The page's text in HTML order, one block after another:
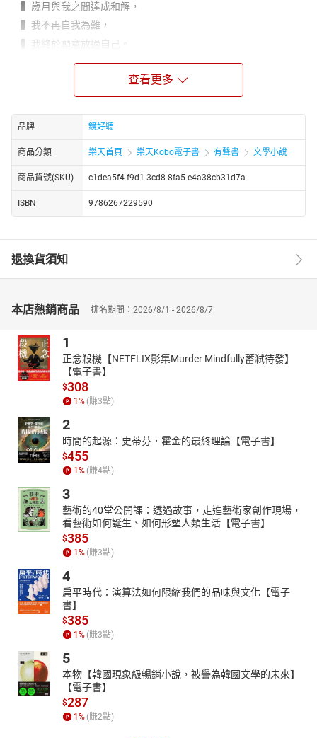
▍歲月與我之間達成和解，
▍我不再自我為難，
▍我終於願意放過自己。
也不會少了誰從此就不能得到幸福。
❝ 不必擁有 ❞
空間有限，時間何嘗不是？
物質需要斷捨離，人際關係何嘗不是？
❝ 不必將就 ❞
對自己好一點，讓自己更快樂一點。
當一個人不再追求完美，
不必糾纏於複雜的人際關係，不必受制於一段感情，
不必為了任何人委屈自我，
不必為了任何理由留下不要的東西，
也不必再為了討人喜歡而隱藏真實的自己。
走過青春與盛夏，來到清心如水的秋天，
終於明白唯一必須做的事，就是事事都要讓自己喜歡。
▍繼大受好評的《再愛的人也是別人》、《從今以後一個人住》，
作家彭樹君2023年全新「大人學」散文！
「終於來到不必討人喜歡的時候。這是歲月累積而來的叛逆，是流
逝的光陰把我帶到了這裡，可以放下別人，可以放過自己。僅僅是
為了這樣一個心境上的自由，我就不會眷戀過去。」──彭樹君
▍人氣專欄「50+ FiftyPlus」總計超過180萬觀看數的散文，並新增
精選「50+ FiftyPlus」專欄大受好評的散文，並新增全新作品。在
獨處成為必須的今日社會，這些散文讓許多不同年齡層的讀者深感
共鳴，終於可以大聲宣誓：「我一個人也已經好好的！」
▍40篇告訴你「不必」的「必讀」散文，不再討誰歡心的你，就成
為了真正的大人！
說，他想要一個人生活〉、〈沒有誰能折磨你，除了你自己〉⋯⋯
輯二 不必擁有：〈這輩子不再做的5件事〉、〈清理人生中的5個
「不要」〉、〈減法人生練習：再也不買的10樣東西〉⋯⋯
輯三 不必將就：〈人生中必要的9種擁有〉、〈偶爾自私：10項想
查看更多
品牌 鏡好聽
商品分類 樂天首頁 樂天Kobo電子書 有聲書 文學小說
商品貨號(SKU) c1dea5f4-f9d1-3cd8-8fa5-e4a38cb31d7a
ISBN 9786267229590
退換貨須知
本店熱銷商品 排名期間：2026/8/1 - 2026/8/7
1
正念殺機【NETFLIX影集Murder Mindfully蓄弒待發】
【電子書】
$308
1 % (賺3點)
2
時間的起源：史蒂芬．霍金的最終理論【電子書】
$455
1 % (賺4點)
3
藝術的40堂公開課：透過故事，走進藝術家創作現場，
看藝術如何誕生、如何形塑人類生活【電子書】
$385
1 % (賺3點)
4
扁平時代：演算法如何限縮我們的品味與文化【電子
書】
$385
1 % (賺3點)
5
本物【韓國現象級暢銷小說，被譽為韓國文學的未來】
【電子書】
$287
1 % (賺2點)